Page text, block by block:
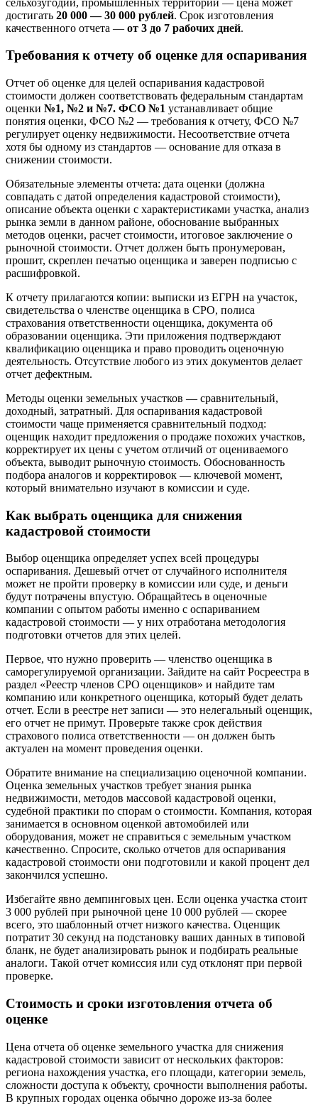
достигать 20 000 — 30 000 рублей. Срок изготовления
качественного отчета — от 3 до 7 рабочих дней.
Требования к отчету об оценке для оспаривания
Отчет об оценке для целей оспаривания кадастровой
стоимости должен соответствовать федеральным стандартам
оценки №1, №2 и №7. ФСО №1 устанавливает общие
понятия оценки, ФСО №2 — требования к отчету, ФСО №7
регулирует оценку недвижимости. Несоответствие отчета
хотя бы одному из стандартов — основание для отказа в
снижении стоимости.
Обязательные элементы отчета: дата оценки (должна
совпадать с датой определения кадастровой стоимости),
описание объекта оценки с характеристиками участка, анализ
рынка земли в данном районе, обоснование выбранных
методов оценки, расчет стоимости, итоговое заключение о
рыночной стоимости. Отчет должен быть пронумерован,
прошит, скреплен печатью оценщика и заверен подписью с
расшифровкой.
К отчету прилагаются копии: выписки из ЕГРН на участок,
свидетельства о членстве оценщика в СРО, полиса
страхования ответственности оценщика, документа об
образовании оценщика. Эти приложения подтверждают
квалификацию оценщика и право проводить оценочную
деятельность. Отсутствие любого из этих документов делает
отчет дефектным.
Методы оценки земельных участков — сравнительный,
доходный, затратный. Для оспаривания кадастровой
стоимости чаще применяется сравнительный подход:
оценщик находит предложения о продаже похожих участков,
корректирует их цены с учетом отличий от оцениваемого
объекта, выводит рыночную стоимость. Обоснованность
подбора аналогов и корректировок — ключевой момент,
который внимательно изучают в комиссии и суде.
Как выбрать оценщика для снижения
кадастровой стоимости
Выбор оценщика определяет успех всей процедуры
оспаривания. Дешевый отчет от случайного исполнителя
может не пройти проверку в комиссии или суде, и деньги
будут потрачены впустую. Обращайтесь в оценочные
компании с опытом работы именно с оспариванием
кадастровой стоимости — у них отработана методология
подготовки отчетов для этих целей.
Первое, что нужно проверить — членство оценщика в
саморегулируемой организации. Зайдите на сайт Росреестра в
раздел «Реестр членов СРО оценщиков» и найдите там
компанию или конкретного оценщика, который будет делать
отчет. Если в реестре нет записи — это нелегальный оценщик,
его отчет не примут. Проверьте также срок действия
страхового полиса ответственности — он должен быть
актуален на момент проведения оценки.
Обратите внимание на специализацию оценочной компании.
Оценка земельных участков требует знания рынка
недвижимости, методов массовой кадастровой оценки,
судебной практики по спорам о стоимости. Компания, которая
занимается в основном оценкой автомобилей или
оборудования, может не справиться с земельным участком
качественно. Спросите, сколько отчетов для оспаривания
кадастровой стоимости они подготовили и какой процент дел
закончился успешно.
Избегайте явно демпинговых цен. Если оценка участка стоит
3 000 рублей при рыночной цене 10 000 рублей — скорее
всего, это шаблонный отчет низкого качества. Оценщик
потратит 30 секунд на подстановку ваших данных в типовой
бланк, не будет анализировать рынок и подбирать реальные
аналоги. Такой отчет комиссия или суд отклонят при первой
проверке.
Стоимость и сроки изготовления отчета об
оценке
Цена отчета об оценке земельного участка для снижения
кадастровой стоимости зависит от нескольких факторов:
региона нахождения участка, его площади, категории земель,
сложности доступа к объекту, срочности выполнения работы.
В крупных городах оценка обычно дороже из-за более